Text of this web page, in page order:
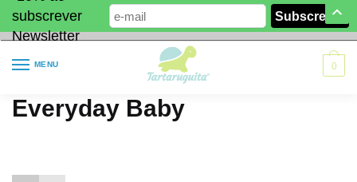
subscrever
Newsletter
MENU 0
Everyday Baby